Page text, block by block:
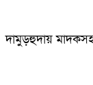
দামুড়হুদায়